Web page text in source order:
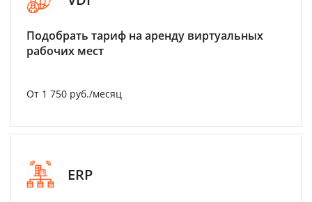
Подобрать тариф на аренду виртуальных
рабочих мест
От 1 750 руб./месяц
ERP